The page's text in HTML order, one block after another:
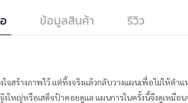
ข้อมูลสินค้า รีวิว
สร้างภาพไว้ แต่ทิ้งจริงแล้วกลับวางแผนเพื่อไม่ให้ตำแ
ใหญ่หรือเสด็จป้าคอยดูแล แผนการในครั้งนี้จึงดูเหมือน